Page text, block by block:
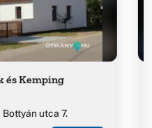
és Kemping
utca 7.